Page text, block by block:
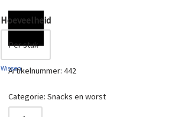
Hoeveelheid
Wissen
Artikelnummer: 442
Categorie: Snacks en worst